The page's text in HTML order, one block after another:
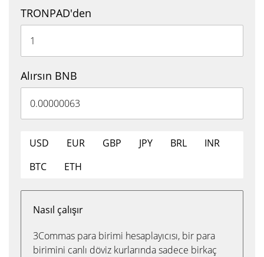
TRONPAD'den
Alırsın BNB
USD EUR GBP JPY BRL
INR
BTC
ETH
Nasıl çalışır
3Commas para birimi hesaplayıcısı, bir para
birimini canlı döviz kurlarında sadece birkaç